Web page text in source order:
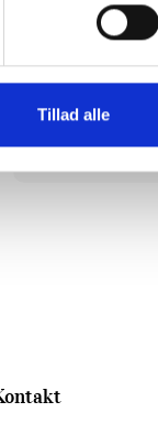
Tillad alle
dagsordenen.
Skriv dig op